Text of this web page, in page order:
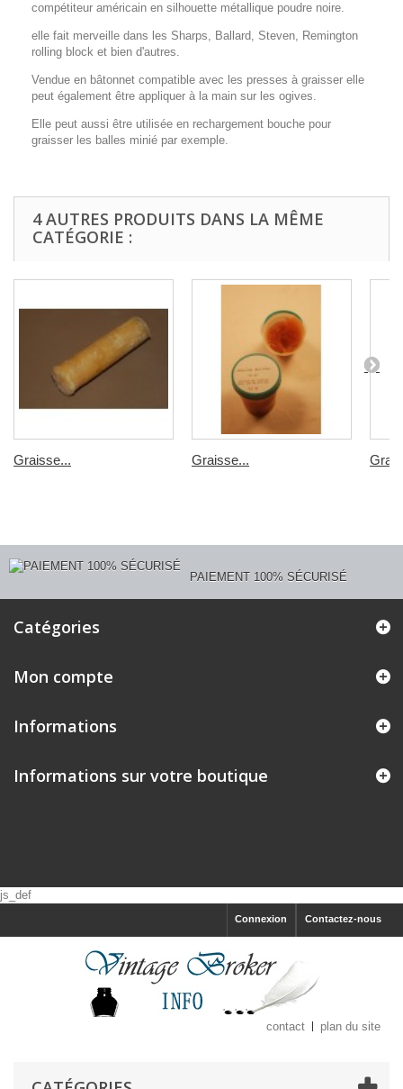
compétiteur américain en silhouette métallique poudre noire.
elle fait merveille dans les Sharps, Ballard, Steven, Remington
rolling block et bien d'autres.
Vendue en bâtonnet compatible avec les presses à graisser elle
peut également être appliquer à la main sur les ogives.
Elle peut aussi être utilisée en rechargement bouche pour
graisser les balles minié par exemple.
4 AUTRES PRODUITS DANS LA MÊME
CATÉGORIE :
Graisse... Graisse...
PAIEMENT 100% SÉCURISÉ
Catégories
Mon compte
Informations
Informations sur votre boutique
js_def
Contactez-nous
Connexion
contact plan du site